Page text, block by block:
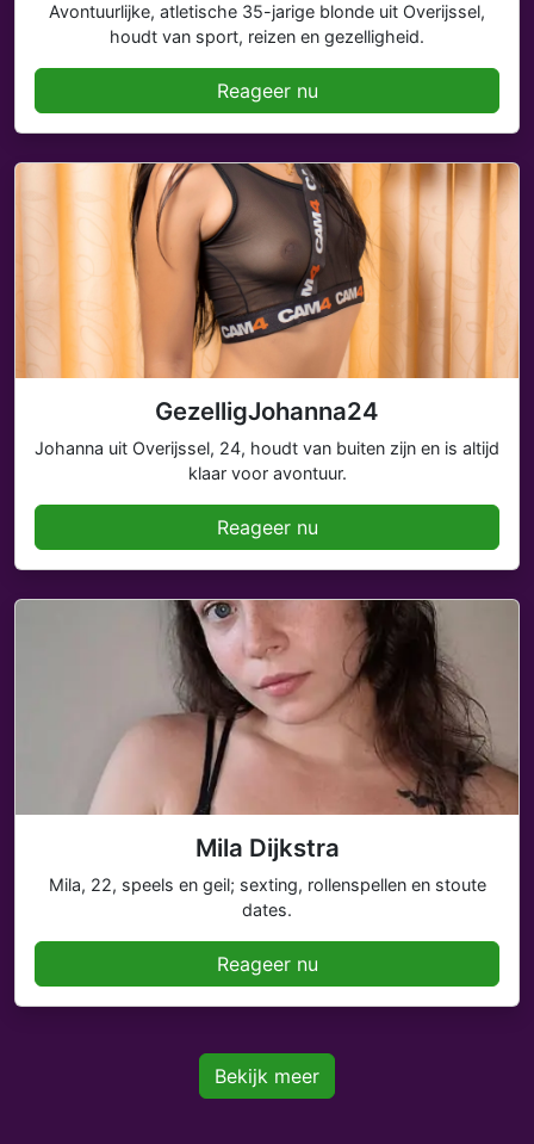
Avontuurlijke, atletische 35-jarige blonde uit Overijssel,
houdt van sport, reizen en gezelligheid.
Reageer nu
GezelligJohanna24
Johanna uit Overijssel, 24, houdt van buiten zijn en is altijd
klaar voor avontuur.
Reageer nu
Mila Dijkstra
Mila, 22, speels en geil; sexting, rollenspellen en stoute
dates.
Reageer nu
Bekijk meer